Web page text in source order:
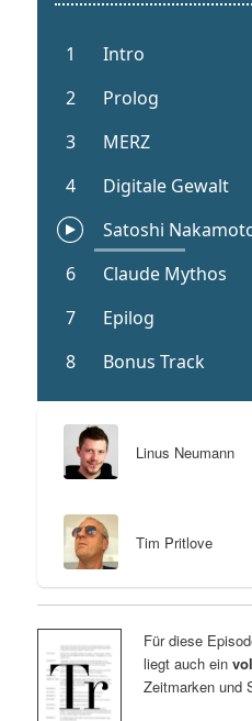
Linus Neumann
Tim Pritlove
Für diese
liegt auch ein
Zeitmarken und